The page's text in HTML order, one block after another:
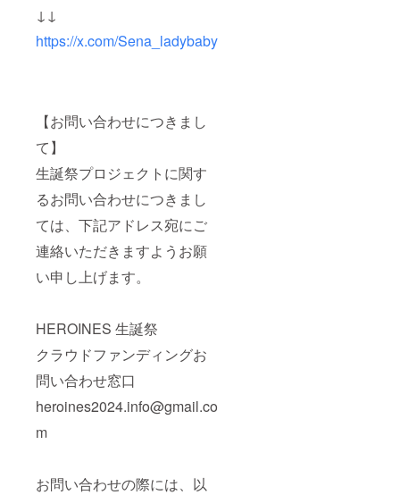
↓↓
https://x.com/Sena_ladybaby
【お問い合わせにつきまし
て】
生誕祭プロジェクトに関す
るお問い合わせにつきまし
ては、下記アドレス宛にご
連絡いただきますようお願
い申し上げます。
HEROINES 生誕祭
クラウドファンディングお
問い合わせ窓口
heroines2024.info@gmail.co
m
お問い合わせの際には、以